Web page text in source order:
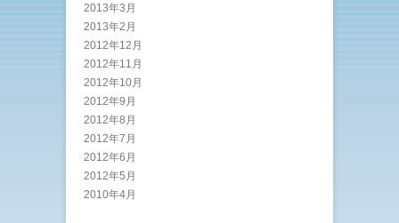
2013年3月
2013年2月
2012年12月
2012年11月
2012年10月
2012年9月
2012年8月
2012年7月
2012年6月
2012年5月
2010年4月